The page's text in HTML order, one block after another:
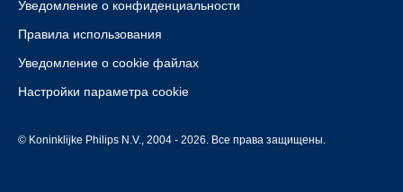
Уведомление о конфиденциальности
Правила использования
Уведомление о cookie файлах
Настройки параметра cookie
© Koninklijke Philips N.V., 2004 - 2026. Все права защищены.